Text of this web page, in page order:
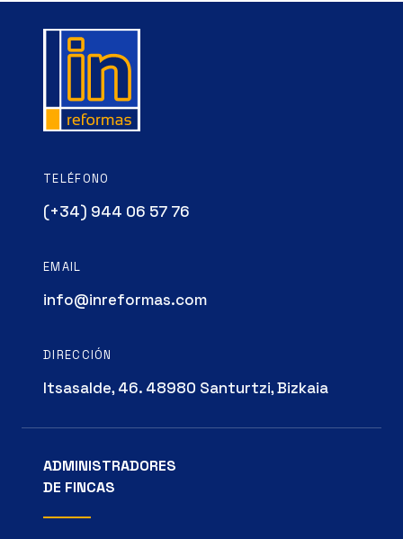
TELÉFONO
(+34) 944 06 57 76
EMAIL
info@inreformas.com
DIRECCIÓN
Itsasalde, 46. 48980 Santurtzi, Bizkaia
ADMINISTRADORES
DE FINCAS